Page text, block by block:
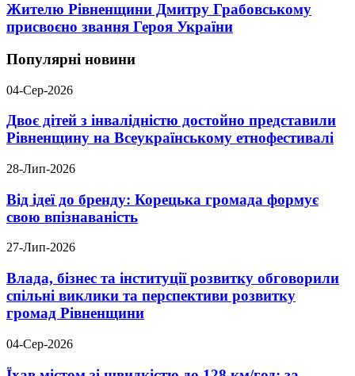
Жителю Рівненщини Дмитру Грабовському
присвоєно звання Героя України
Популярні новини
04-Сер-2026
Двоє дітей з інвалідністю достойно представили
Рівненщину на Всеукраїнському етнофестивалі
28-Лип-2026
Від ідеї до бренду: Корецька громада формує
свою впізнаваність
27-Лип-2026
Влада, бізнес та інституції розвитку обговорили
спільні виклики та перспективи розвитку
громад Рівненщини
04-Сер-2026